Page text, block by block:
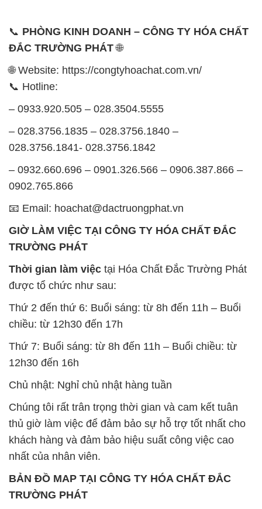
📞 PHÒNG KINH DOANH – CÔNG TY HÓA CHẤT
ĐẮC TRƯỜNG PHÁT🌐
🌐 Website: https://congtyhoachat.com.vn/
📞 Hotline:
– 0933.920.505 – 028.3504.5555
– 028.3756.1835 – 028.3756.1840 –
028.3756.1841- 028.3756.1842
– 0932.660.696 – 0901.326.566 – 0906.387.866 –
0902.765.866
📧 Email: hoachat@dactruongphat.vn
GIỜ LÀM VIỆC TẠI CÔNG TY HÓA CHẤT ĐẮC
TRƯỜNG PHÁT
Thời gian làm việc tại Hóa Chất Đắc Trường Phát
được tổ chức như sau:
Thứ 2 đến thứ 6: Buổi sáng: từ 8h đến 11h – Buổi
chiều: từ 12h30 đến 17h
Thứ 7: Buổi sáng: từ 8h đến 11h – Buổi chiều: từ
12h30 đến 16h
Chủ nhật: Nghỉ chủ nhật hàng tuần
Chúng tôi rất trân trọng thời gian và cam kết tuân
thủ giờ làm việc để đảm bảo sự hỗ trợ tốt nhất cho
khách hàng và đảm bảo hiệu suất công việc cao
nhất của nhân viên.
BẢN ĐỒ MAP TẠI CÔNG TY HÓA CHẤT ĐẮC
TRƯỜNG PHÁT